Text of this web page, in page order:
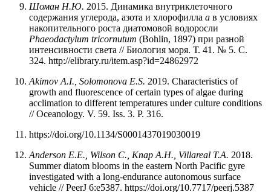
Шоман Н.Ю. 2015. Динамика внутриклеточного
содержания углерода, азота и хлорофилла a в условиях
накопительного роста диатомовой водоросли
Phaeodactylum tricornutum (Bohlin, 1897) при разной
интенсивности света // Биология моря. Т. 41. № 5. С.
324. http://elibrary.ru/item.asp?id=24862972
Akimov A.I., Solomonova E.S. 2019. Characteristics of
growth and fluorescence of certain types of algae during
acclimation to different temperatures under culture conditions
// Oceanology. V. 59. Iss. 3. P. 316.
https://doi.org/10.1134/S0001437019030019
Anderson E.E., Wilson C., Knap A.H., Villareal T.A. 2018.
Summer diatom blooms in the eastern North Pacific gyre
investigated with a long-endurance autonomous surface
vehicle // PeerJ 6:e5387. https://doi.org/10.7717/peerj.5387